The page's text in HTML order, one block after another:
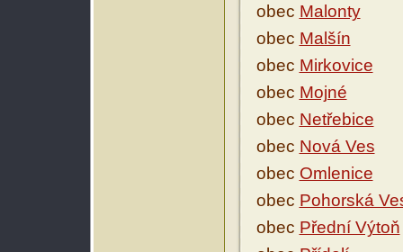
obec Malonty
obec Malšín
obec Mirkovice
obec Mojné
obec Netřebice
obec Nová Ves
obec Omlenice
obec Pohorská
obec Přední Výtoň